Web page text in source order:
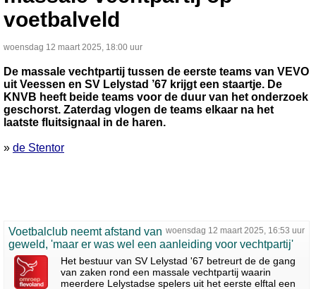
voetbalveld
woensdag 12 maart 2025, 18:00 uur
De massale vechtpartij tussen de eerste teams van VEVO
uit Veessen en SV Lelystad ’67 krijgt een staartje. De
KNVB heeft beide teams voor de duur van het onderzoek
geschorst. Zaterdag vlogen de teams elkaar na het
laatste fluitsignaal in de haren.
» de Stentor
woensdag 12 maart 2025, 16:53 uur
Voetbalclub neemt afstand van
geweld, 'maar er was wel een aanleiding voor vechtpartij'
Het bestuur van SV Lelystad '67 betreurt de de gang
van zaken rond een massale vechtpartij waarin
meerdere Lelystadse spelers uit het eerste elftal een